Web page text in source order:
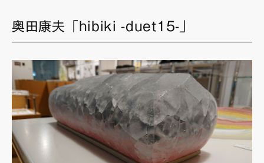
奥田康夫「hibiki -duet15-」